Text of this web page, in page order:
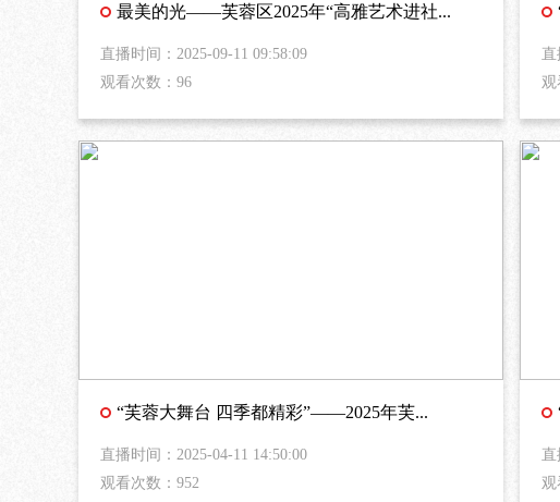
最美的光——芙蓉区2025年“高雅艺术进社...
直播时间：2025-09-11 09:58:09
观看次数：96
直
观
“芙蓉大舞台 四季都精彩”——2025年芙...
直播时间：2025-04-11 14:50:00
观看次数：952
直
观